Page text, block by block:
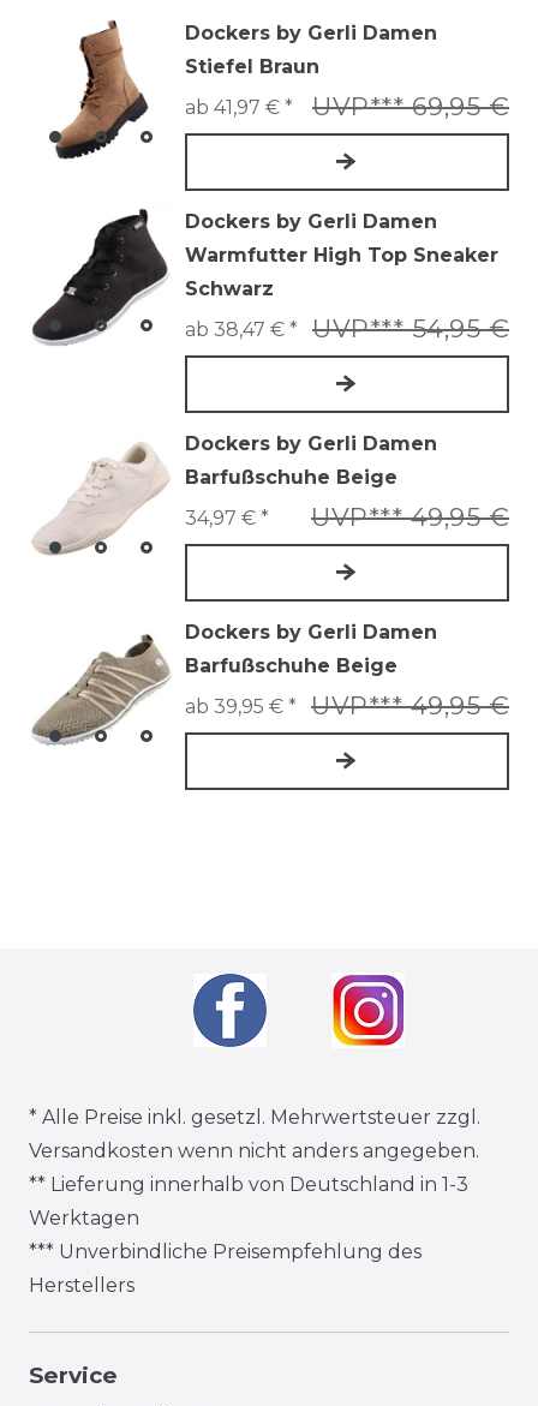
Dockers by Gerli Damen
Stiefel Braun
UVP*** 69,95 €
ab 41,97 € *
Dockers by Gerli Damen
Warmfutter High Top Sneaker
Schwarz
UVP*** 54,95 €
ab 38,47 € *
Dockers by Gerli Damen
Barfußschuhe Beige
UVP*** 49,95 €
34,97 € *
Dockers by Gerli Damen
Barfußschuhe Beige
UVP*** 49,95 €
ab 39,95 € *
* Alle Preise inkl. gesetzl. Mehrwertsteuer zzgl.
Versandkosten wenn nicht anders angegeben.
** Lieferung innerhalb von Deutschland in 1-3
Werktagen
*** Unverbindliche Preisempfehlung des
Herstellers
Service